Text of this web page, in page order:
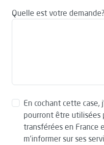
Quelle est votre
En cochant cette case,
pourront être utilisées
transférées en France
m’informer sur ses